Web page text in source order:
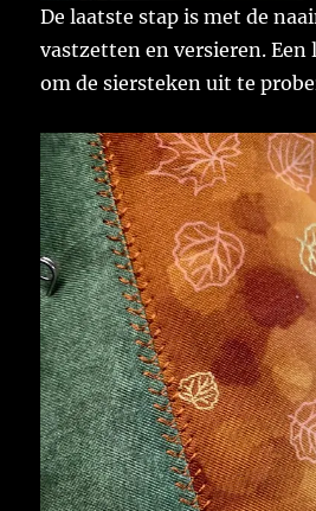
De laatste stap is met de
vastzetten en versieren. Een
om de siersteken uit te